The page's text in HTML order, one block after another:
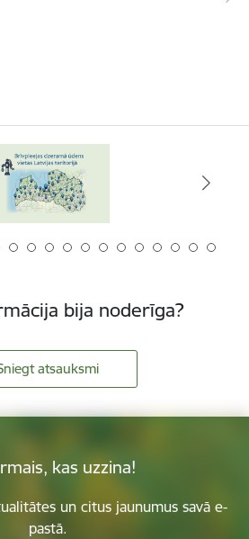
bija noderīga?
atsauksmi
kas uzzina!
un citus jaunumus savā e-
pastā.